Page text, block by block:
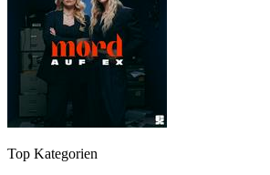
Top Kategorien